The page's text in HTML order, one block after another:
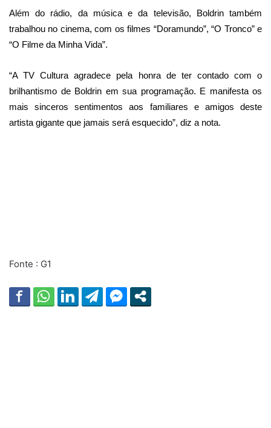
Além do rádio, da música e da televisão, Boldrin também
trabalhou no cinema, com os filmes “Doramundo”, “O Tronco” e
“O Filme da Minha Vida”.
“A TV Cultura agradece pela honra de ter contado com o
brilhantismo de Boldrin em sua programação. E manifesta os
mais sinceros sentimentos aos familiares e amigos deste
artista gigante que jamais será esquecido”, diz a nota.
Fonte : G1